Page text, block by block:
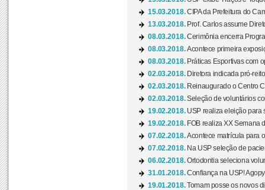
15.03.2018.CIPA da Prefeitura do
13.03.2018. Prof. Carlos assume
08.03.2018.Cerimônia encerra
08.03.2018.Acontece primeira
08.03.2018. Práticas Esportivas com
02.03.2018. Diretora indicada pró-
02.03.2018. Reinaugurado o Centro
02.03.2018.Seleção de voluntários
19.02.2018. USP realiza eleição para
19.02.2018. FOB realiza XX Semana
07.02.2018.Acontece matrícula para
07.02.2018. Na USP seleção de
06.02.2018.Ortodontia seleciona
31.01.2018.Confiança na USP!
19.01.2018.Tomam posse os novos